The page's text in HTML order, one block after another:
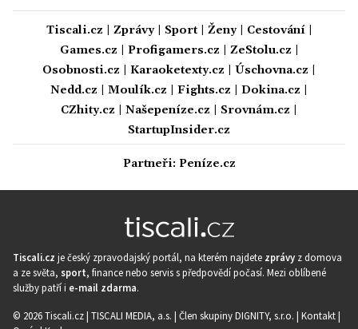
Tiscali.cz Zprávy| Sport| Ženy| Cestování|
Games.cz
Profigamers.cz ZeStolu.cz
Osobnosti.cz
Karaoketexty.cz Úschovna.cz
Nedd.cz
Moulík.cz Fights.cz Dokina.cz
CZhity.cz
Našepeníze.cz Srovnám.cz
StartupInsider.cz
Partneři: Peníze.cz
Tiscali.cz je český zpravodajský portál, na kterém najdete zprávy z domova
a ze světa, sport, finance nebo servis s předpovědí počasí. Mezi oblíbené
služby patří i e-mail zdarma.
© 2026 Tiscali.cz | TISCALI MEDIA, a.s. | Člen skupiny DIGNITY, s.r.o. | Kontakt|